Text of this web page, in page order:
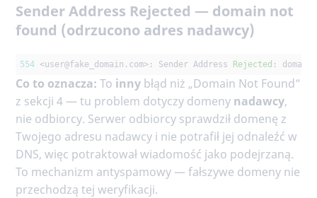
Sender Address Rejected — domain not
found (odrzucono adres nadawcy)
554 <user@fake_domain .com>: Sender Address Rejected : domain
Co to oznacza: To inny błąd niż „Domain Not Found”
z sekcji 4 — tu problem dotyczy domeny nadawcy,
nie odbiorcy. Serwer odbiorcy sprawdził domenę z
Twojego adresu nadawcy i nie potrafił jej odnaleźć w
DNS, więc potraktował wiadomość jako podejrzaną.
To mechanizm antyspamowy — fałszywe domeny nie
przechodzą tej weryfikacji.